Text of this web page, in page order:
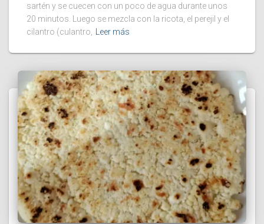
sartén y se cuecen con un poco de agua durante unos
20 minutos. Luego se mezcla con la ricota, el perejil y el
cilantro (culantro,
Leer más